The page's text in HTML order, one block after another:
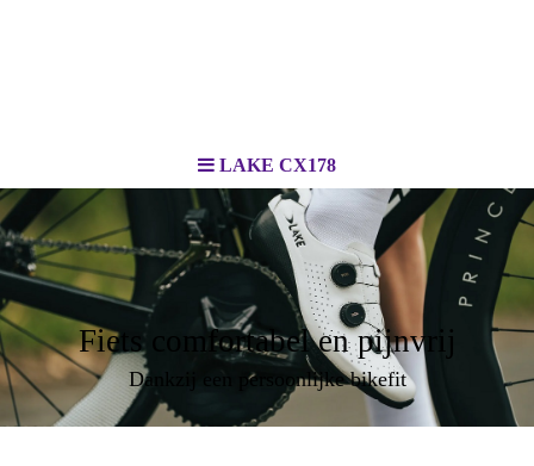
LAKE CX178
Fiets comfortabel en pijnvrij
Dankzij een persoonlijke bikefit